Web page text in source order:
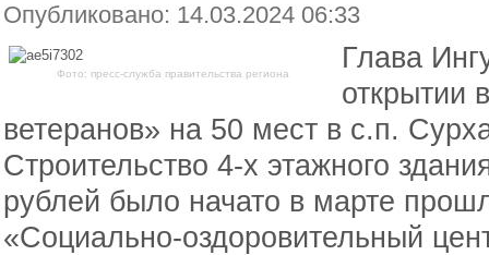
Опубликовано: 14.03.2024 06:33
Фото: пресс-служба правительства региона
Глава
открытии
ветеранов» на 50 мест в с.п.
Строительство 4-х этажного
рублей было начато в марте
«Социально-оздоровительный